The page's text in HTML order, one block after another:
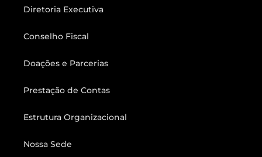
Diretoria Executiva
Conselho Fiscal
Doações e Parcerias
Prestação de Contas
Estrutura Organizacional
Nossa Sede